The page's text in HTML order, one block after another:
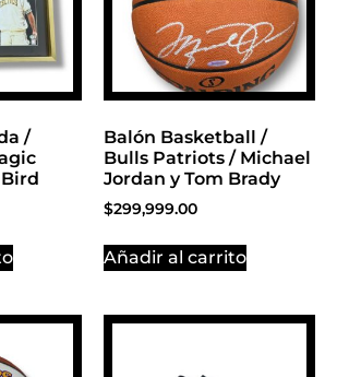
/
Balón Basketball /
Bulls Patriots / Michael
Jordan y Tom Brady
$299,999.00
Añadir al carrito